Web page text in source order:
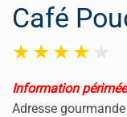
Café
Information
Adresse